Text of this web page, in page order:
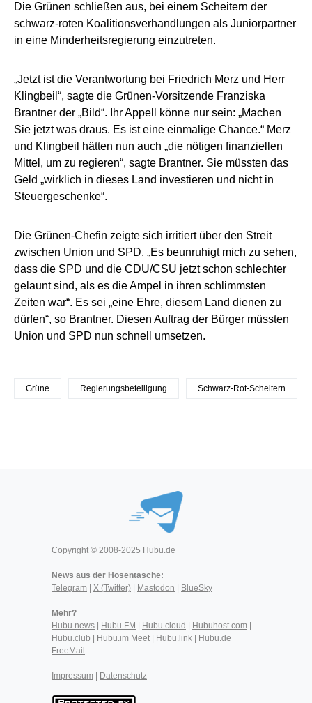
Die Grünen schließen aus, bei einem Scheitern der
schwarz-roten Koalitionsverhandlungen als Juniorpartner
in eine Minderheitsregierung einzutreten.
„Jetzt ist die Verantwortung bei Friedrich Merz und Herr
Klingbeil“, sagte die Grünen-Vorsitzende Franziska
Brantner der „Bild“. Ihr Appell könne nur sein: „Machen
Sie jetzt was draus. Es ist eine einmalige Chance.“ Merz
und Klingbeil hätten nun auch „die nötigen finanziellen
Mittel, um zu regieren“, sagte Brantner. Sie müssten das
Geld „wirklich in dieses Land investieren und nicht in
Steuergeschenke“.
Die Grünen-Chefin zeigte sich irritiert über den Streit
zwischen Union und SPD. „Es beunruhigt mich zu sehen,
dass die SPD und die CDU/CSU jetzt schon schlechter
gelaunt sind, als es die Ampel in ihren schlimmsten
Zeiten war“. Es sei „eine Ehre, diesem Land dienen zu
dürfen“, so Brantner. Diesen Auftrag der Bürger müssten
Union und SPD nun schnell umsetzen.
Grüne Regierungsbeteiligung Schwarz-Rot-Scheitern
Copyright © 2008-2025 Hubu.de
News aus der Hosentasche:
Telegram
X (Twitter) Mastodon BlueSky
Mehr?
Hubu.news
Hubu.FM Hubu.cloud Hubuhost.com
Hubu.club
Hubu.im Meet| Hubu.link
Hubu.de
FreeMail
Impressum Datenschutz